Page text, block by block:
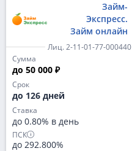
Займ-
Экспресс.
Займ онлайн
Лиц. 2-11-01-77-000440
Сумма
до 50 000 ₽
Срок
до 126 дней
Ставка
до 0.80% в день
ПСК
до 292.800%